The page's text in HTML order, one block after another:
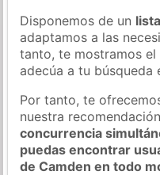
Disponemos de un
adaptamos a las
tanto, te mostramos
adecúa a tu búsqueda
Por tanto, te
nuestra
concurrencia
puedas encontrar
de Camden en todo